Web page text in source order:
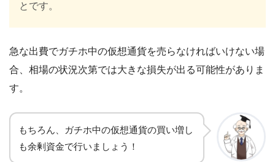
とです。
急な出費でガチホ中の仮想通貨を売らなければいけない場
合、相場の状況次第では大きな損失が出る可能性がありま
す。
もちろん、ガチホ中の仮想通貨の買い増し
も余剰資金で行いましょう！